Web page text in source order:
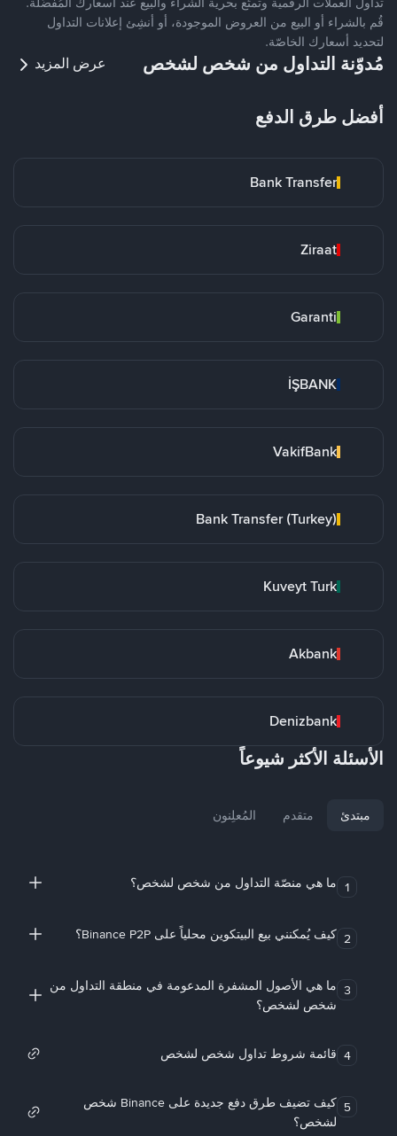
قُم بالشراء أو البيع من العروض الموجودة، أو أنشِئ إعلانات التداول
لتحديد أسعارك الخاصّة.
مُدوّنة التداول من شخص لشخص عرض المزيد
أفضل طرق الدفع
Bank Transfer
Ziraat
Garanti
İŞBANK
VakifBank
Bank Transfer (Turkey)
Kuveyt Turk
Akbank
Denizbank
الأسئلة الأكثر شيوعاً
مبتدئ متقدم المُعلِنون
1 ما هي منصّة التداول من شخص لشخص؟
2 كيف يُمكنني بيع البيتكوين محلياً على Binance P2P؟
3 ما هي الأصول المشفرة المدعومة في منطقة التداول من
شخص لشخص؟
4 قائمة شروط تداول شخص لشخص
5
كيف تضيف طرق دفع جديدة على Binance شخص
لشخص؟